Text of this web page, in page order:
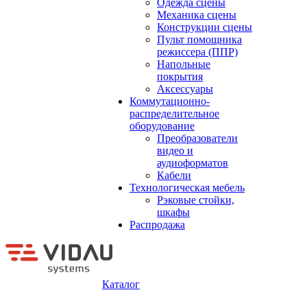
Одежда сцены
Механика сцены
Конструкции сцены
Пульт помощника
режиссера (ППР)
Напольные
покрытия
Аксессуары
Коммутационно-
распределительное
оборудование
Преобразователи
видео и
аудиоформатов
Кабели
Технологическая мебель
Рэковые стойки,
шкафы
Распродажа
Каталог